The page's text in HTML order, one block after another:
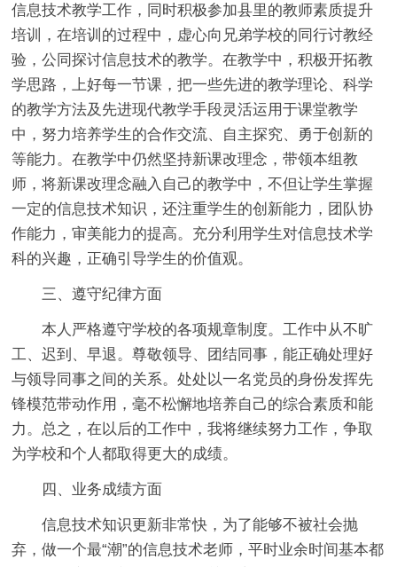
信息技术教学工作，同时积极参加县里的教师素质提升
培训，在培训的过程中，虚心向兄弟学校的同行讨教经
验，公同探讨信息技术的教学。在教学中，积极开拓教
学思路，上好每一节课，把一些先进的教学理论、科学
的教学方法及先进现代教学手段灵活运用于课堂教学
中，努力培养学生的合作交流、自主探究、勇于创新的
等能力。在教学中仍然坚持新课改理念，带领本组教
师，将新课改理念融入自己的教学中，不但让学生掌握
一定的信息技术知识，还注重学生的创新能力，团队协
作能力，审美能力的提高。充分利用学生对信息技术学
科的兴趣，正确引导学生的价值观。
三、遵守纪律方面
本人严格遵守学校的各项规章制度。工作中从不旷
工、迟到、早退。尊敬领导、团结同事，能正确处理好
与领导同事之间的关系。处处以一名党员的身份发挥先
锋模范带动作用，毫不松懈地培养自己的综合素质和能
力。总之，在以后的工作中，我将继续努力工作，争取
为学校和个人都取得更大的成绩。
四、业务成绩方面
信息技术知识更新非常快，为了能够不被社会抛
弃，做一个最“潮”的信息技术老师，平时业余时间基本都